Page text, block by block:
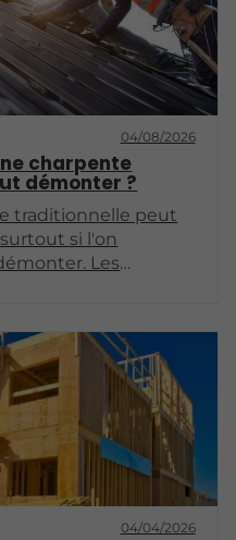
04/08/2026
charpente
démonter ?
traditionnelle peut
si l'on
Les
fois la solidité et
guidera à travers
renforcer une
démonter, tout en
son caractère.
04/04/2026